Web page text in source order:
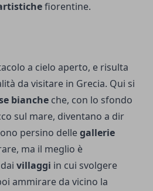
fiorentine.
a cielo aperto, e risulta
da visitare in Grecia. Qui si
bianche che, con lo sfondo
sul mare, diventano a dir
persino dellegallerie
ma il meglio è
villaggi in cui svolgere
ammirare da vicino la